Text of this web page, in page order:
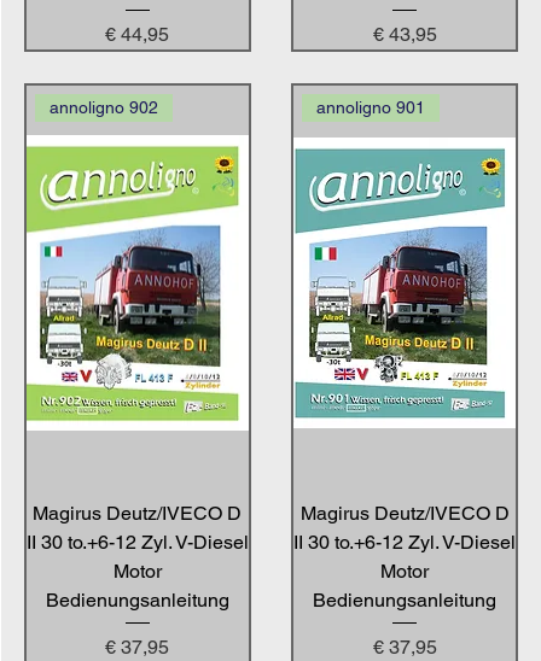
Preis
€ 44,95
Preis
€ 43,95
annoligno 902
Magirus Deutz/IVECO D
II 30 to.+6-12 Zyl. V-Diesel
Motor
Bedienungsanleitung
Preis
€ 37,95
annoligno 901
Magirus Deutz/IVECO D
II 30 to.+6-12 Zyl. V-Diesel
Motor
Bedienungsanleitung
Preis
€ 37,95